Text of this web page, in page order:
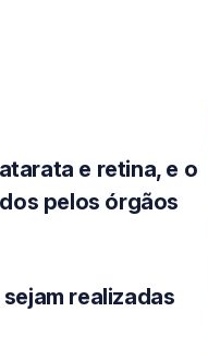
e retina, e o
pelos órgãos
realizadas